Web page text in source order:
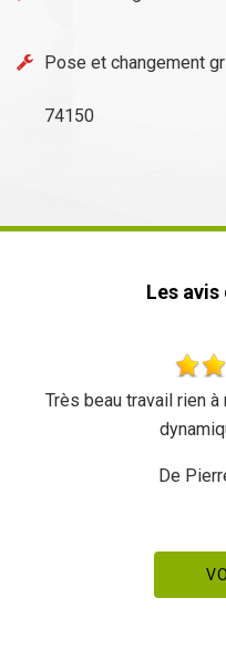
Pose et changement
74150
Les
Très beau travail rien
De